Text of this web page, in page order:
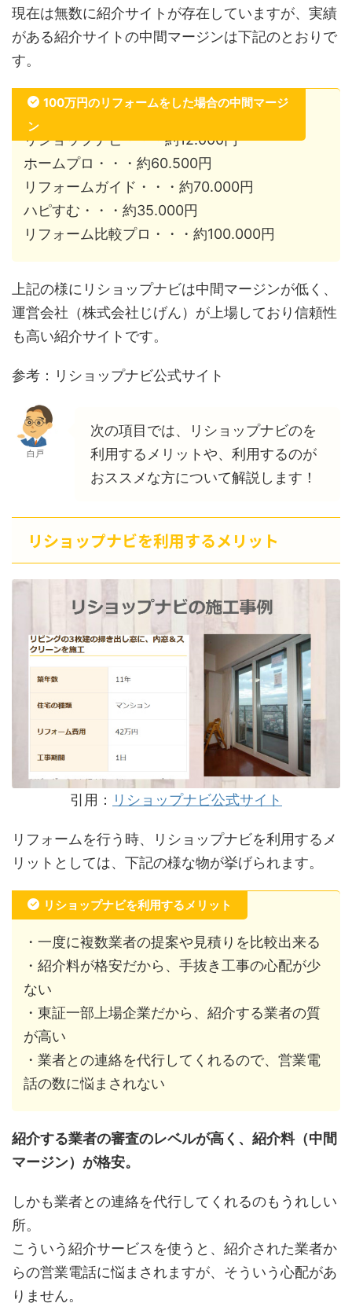
現在は無数に紹介サイトが存在していますが、実績
がある紹介サイトの中間マージンは下記のとおりで
す。
100万円のリフォームをした場合の中間マージ
ン
リショップナビ・・・約12.000円
ホームプロ・・・約60.500円
リフォームガイド・・・約70.000円
ハピすむ・・・約35.000円
リフォーム比較プロ・・・約100.000円
上記の様にリショップナビは中間マージンが低く、
運営会社（株式会社じげん）が上場しており信頼性
も高い紹介サイトです。
参考：リショップナビ公式サイト
白戸
次の項目では、リショップナビのを
利用するメリットや、利用するのが
おススメな方について解説します！
リショップナビを利用するメリット
引用： リショップナビ公式サイト
リフォームを行う時、リショップナビを利用するメ
リットとしては、下記の様な物が挙げられます。
リショップナビを利用するメリット
・一度に複数業者の提案や見積りを比較出来る
・紹介料が格安だから、手抜き工事の心配が少
ない
・東証一部上場企業だから、紹介する業者の質
が高い
・業者との連絡を代行してくれるので、営業電
話の数に悩まされない
紹介する業者の審査のレベルが高く、紹介料（中間
マージン）が格安。
しかも業者との連絡を代行してくれるのもうれしい
所。
こういう紹介サービスを使うと、紹介された業者か
らの営業電話に悩まされますが、そういう心配があ
りません。